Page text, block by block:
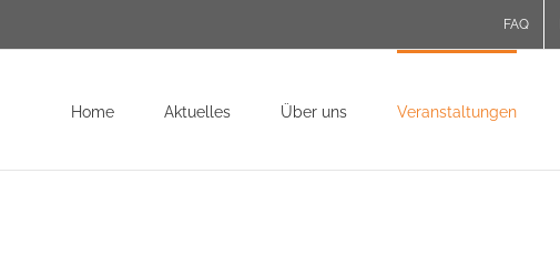
FAQ
Home Aktuelles Über uns Veranstaltungen